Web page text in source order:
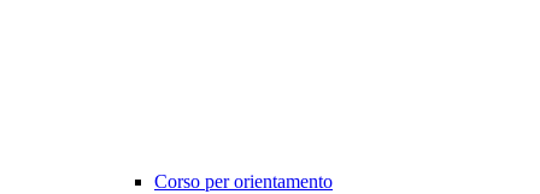
Corso per orientamento